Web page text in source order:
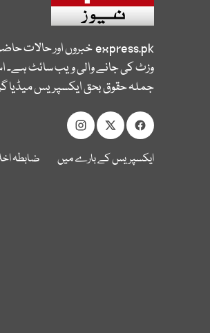
express.pkخبروں اور حالات
وزٹ کی جانے والی ویب سائٹ ہے۔
جملہ حقوق بحق ایکسپریس میڈیا
ایکسپریس کے بارے میں ضابطہ